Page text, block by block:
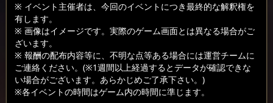
※ イベント主催者は、今回のイベントにつき最終的な解釈権を
有します。
※ 画像はイメージです。実際のゲーム画面とは異なる場合がご
ざいます。
※ 報酬の配布内容等に、不明な点等ある場合には運営チームに
ご連絡ください。(※1週間以上経過するとデータが確認できな
い場合がございます。あらかじめご了承下さい。)
※各イベントの時間はゲーム内の時間に準じます。